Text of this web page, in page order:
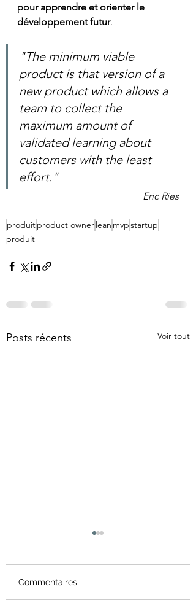
pour apprendre et orienter le
développement futur.
"The minimum viable
product is that version of a
new product which allows a
team to collect the
maximum amount of
validated learning about
customers with the least
effort."
Eric Ries
produitproduct ownerlean mvpstartup
produit
Posts récents Voir tout
Commentaires